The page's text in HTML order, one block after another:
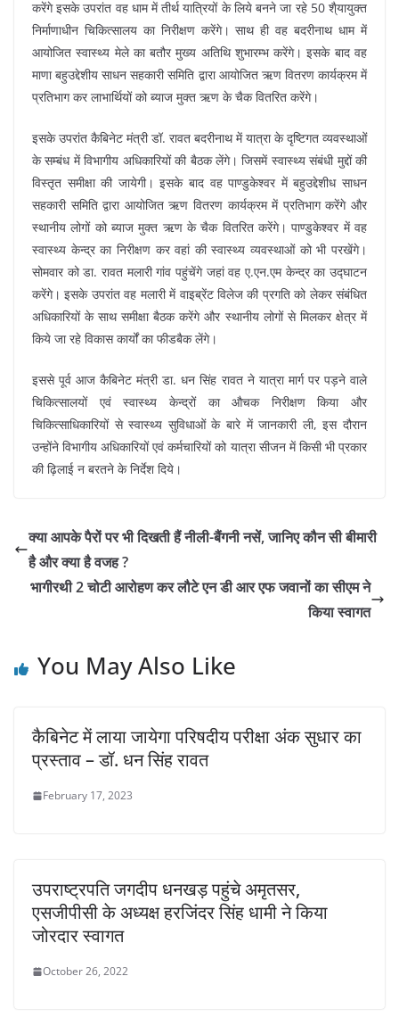
करेंगे इसके उपरांत वह धाम में तीर्थ यात्रियों के लिये बनने जा रहे 50 शै्यायुक्त
निर्माणाधीन चिकित्सालय का निरीक्षण करेंगे। साथ ही वह बदरीनाथ धाम में
आयोजित स्वास्थ्य मेले का बतौर मुख्य अतिथि शुभारम्भ करेंगे। इसके बाद वह
माणा बहुउद्देशीय साधन सहकारी समिति द्वारा आयोजित ऋण वितरण कार्यक्रम में
प्रतिभाग कर लाभार्थियों को ब्याज मुक्त ऋण के चैक वितरित करेंगे।
इसके उपरांत कैबिनेट मंत्री डॉ. रावत बदरीनाथ में यात्रा के दृष्टिगत व्यवस्थाओं
के सम्बंध में विभागीय अधिकारियों की बैठक लेंगे। जिसमें स्वास्थ्य संबंधी मुद्दों की
विस्तृत समीक्षा की जायेगी। इसके बाद वह पाण्डुकेश्वर में बहुउद्देशीध साधन
सहकारी समिति द्वारा आयोजित ऋण वितरण कार्यक्रम में प्रतिभाग करेंगे और
स्थानीय लोगों को ब्याज मुक्त ऋण के चैक वितरित करेंगे। पाण्डुकेश्वर में वह
स्वास्थ्य केन्द्र का निरीक्षण कर वहां की स्वास्थ्य व्यवस्थाओं को भी परखेंगे।
सोमवार को डा. रावत मलारी गांव पहुंचेंगे जहां वह ए.एन.एम केन्द्र का उद्घाटन
करेंगे। इसके उपरांत वह मलारी में वाइब्रेंट विलेज की प्रगति को लेकर संबंधित
अधिकारियों के साथ समीक्षा बैठक करेंगे और स्थानीय लोगों से मिलकर क्षेत्र में
किये जा रहे विकास कार्यों का फीडबैक लेंगे।
इससे पूर्व आज कैबिनेट मंत्री डा. धन सिंह रावत ने यात्रा मार्ग पर पड़ने वाले
चिकित्सालयों एवं स्वास्थ्य केन्द्रों का औचक निरीक्षण किया और
चिकित्साधिकारियों से स्वास्थ्य सुविधाओं के बारे में जानकारी ली, इस दौरान
उन्होंने विभागीय अधिकारियों एवं कर्मचारियों को यात्रा सीजन में किसी भी प्रकार
की ढ़िलाई न बरतने के निर्देश दिये।
क्या आपके पैरों पर भी दिखती हैं नीली-बैंगनी नसें, जानिए कौन सी बीमारी
है और क्या है वजह ?
भागीरथी 2 चोटी आरोहण कर लौटे एन डी आर एफ जवानों का सीएम ने
किया स्वागत
You May Also Like
कैबिनेट में लाया जायेगा परिषदीय परीक्षा अंक सुधार का
प्रस्ताव – डॉ. धन सिंह रावत
February 17, 2023
उपराष्ट्रपति जगदीप धनखड़ पहुंचे अमृतसर,
एसजीपीसी के अध्यक्ष हरजिंदर सिंह धामी ने किया
जोरदार स्वागत
October 26, 2022